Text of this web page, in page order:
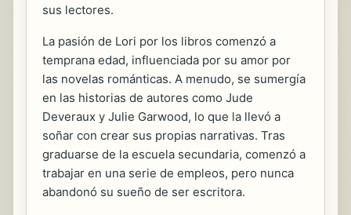
sus lectores.
La pasión de Lori por los libros comenzó a
temprana edad, influenciada por su amor por
las novelas románticas. A menudo, se sumergía
en las historias de autores como Jude
Deveraux y Julie Garwood, lo que la llevó a
soñar con crear sus propias narrativas. Tras
graduarse de la escuela secundaria, comenzó a
trabajar en una serie de empleos, pero nunca
abandonó su sueño de ser escritora.